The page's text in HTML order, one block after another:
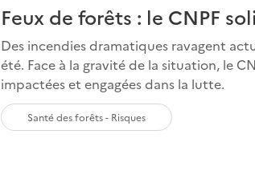
Feux de forêts : le CNPF
Des incendies dramatiques ravagent
été. Face à la gravité de la situation, le
impactées et engagées dans la lutte.
Santé des forêts - Risques